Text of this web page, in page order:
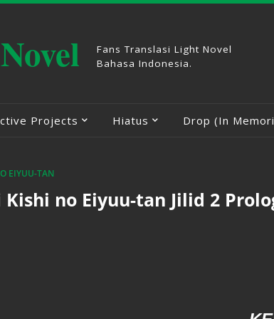
Fans Translasi Light Novel
Bahasa Indonesia.
Projects Hiatus Drop (In
EIYUU-TAN
Kishi no Eiyuu-tan Jilid 2